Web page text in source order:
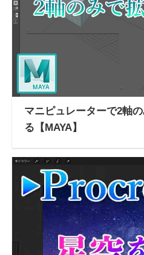
マニピュレーターで2軸
る【MAYA】